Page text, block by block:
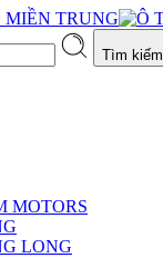
Tìm kiếm
MOTORS
LONG